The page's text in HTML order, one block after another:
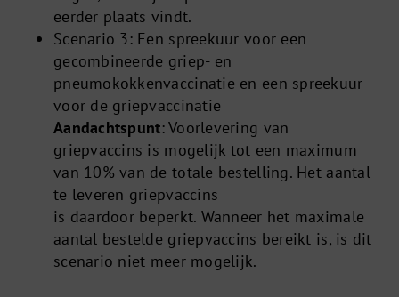
eerder plaats vindt.
Scenario 3: Een spreekuur voor een
gecombineerde griep- en
pneumokokkenvaccinatie en een spreekuur
voor de griepvaccinatie
Aandachtspunt: Voorlevering van
griepvaccins is mogelijk tot een maximum
van 10% van de totale bestelling. Het aantal
te leveren griepvaccins
is daardoor beperkt. Wanneer het maximale
aantal bestelde griepvaccins bereikt is, is dit
scenario niet meer mogelijk.